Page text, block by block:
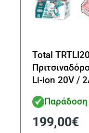
Total
Li-ion 20V /
199,00€